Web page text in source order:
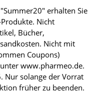
erhalten Sie
Nicht
Bücher,
Nicht mit
Coupons)
www.pharmeo.de.
Nur solange der Vorrat
früher zu beenden.